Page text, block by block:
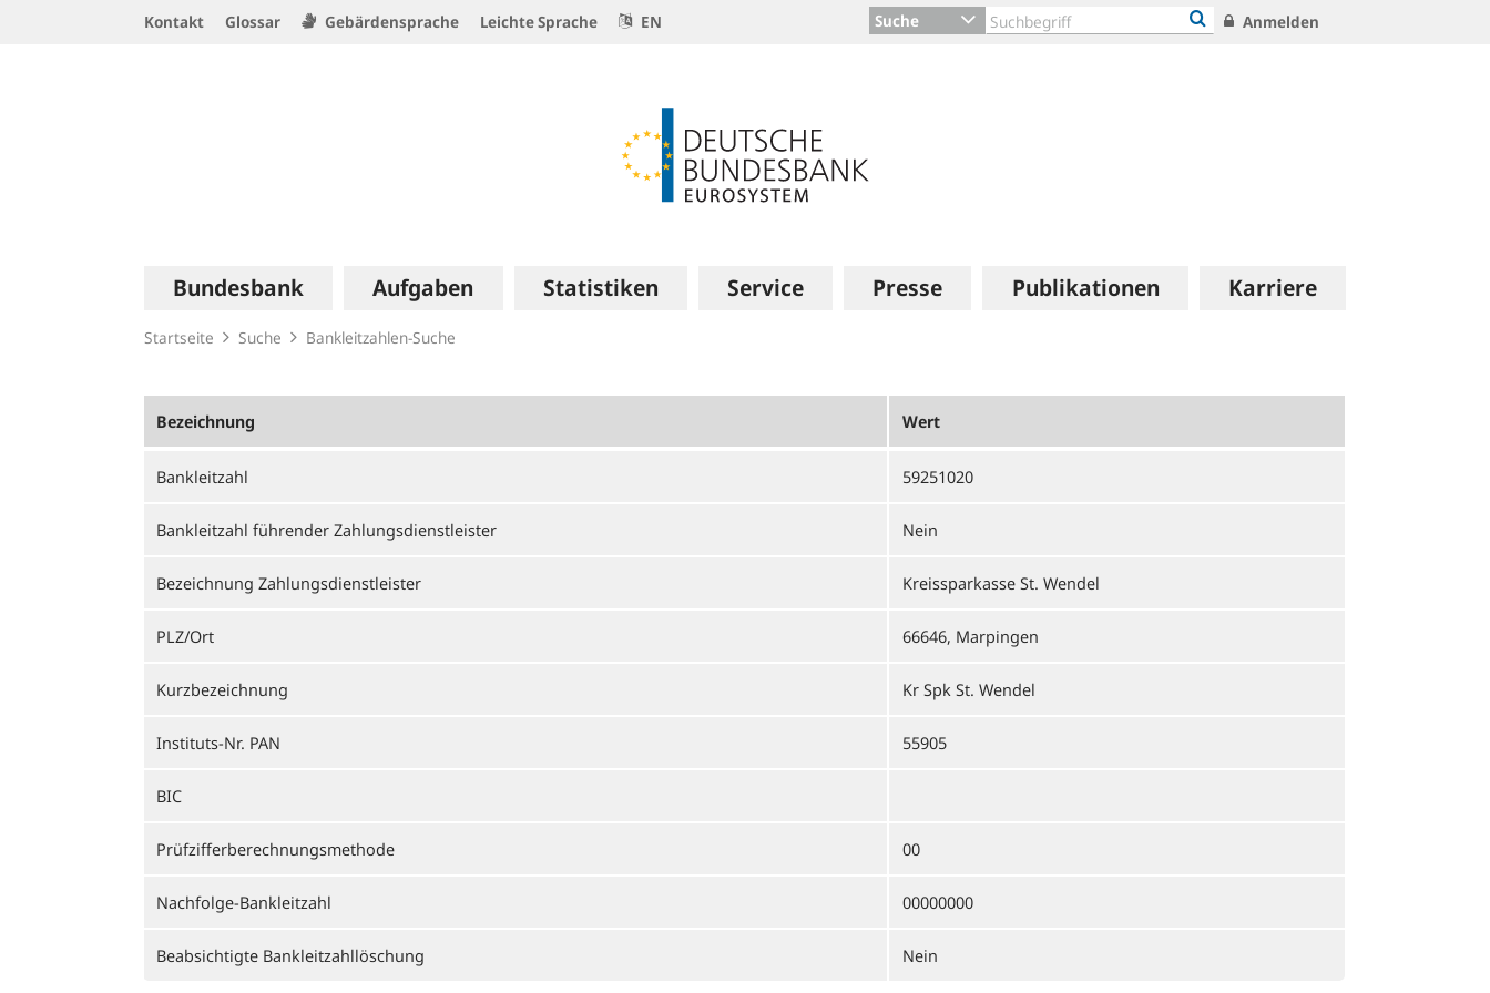
Kontakt Glossar Gebärdensprache Leichte Sprache EN Suche Anmelden
Hauptnavigation
Bundesbank Aufgaben Statistiken Service Presse Publikationen Karriere
Startseite Suche Bankleitzahlen-Suche
Bezeichnung Wert
Bankleitzahl 59251020
Bankleitzahl führender Zahlungsdienstleister Nein
Bezeichnung Zahlungsdienstleister Kreissparkasse St. Wendel
PLZ/Ort 66646, Marpingen
Kurzbezeichnung Kr Spk St. Wendel
Instituts-Nr. PAN 55905
BIC
Prüfzifferberechnungsmethode 00
Nachfolge-Bankleitzahl 00000000
Beabsichtigte Bankleitzahllöschung Nein